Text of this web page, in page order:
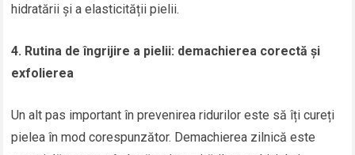
hidratării și a elasticității pielii.
4. Rutina de îngrijire a pielii: demachierea corectă și
exfolierea
Un alt pas important în prevenirea ridurilor este să îți cureți
pielea în mod corespunzător. Demachierea zilnică este